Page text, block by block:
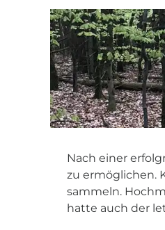
Nach einer
zu ermöglichen.
sammeln.
hatte auch der